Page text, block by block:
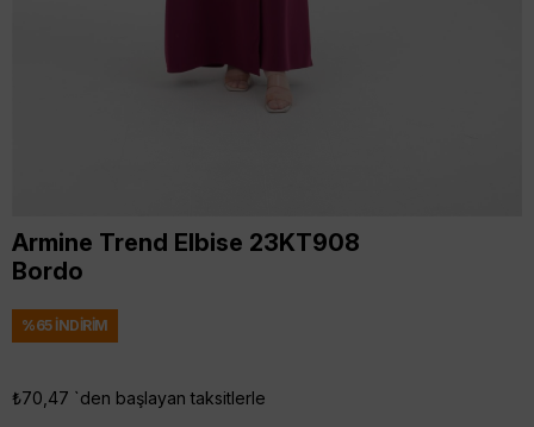
Armine Trend Elbise 23KT908
Bordo
%65İNDIRIM
₺70,47 `den başlayan taksitlerle